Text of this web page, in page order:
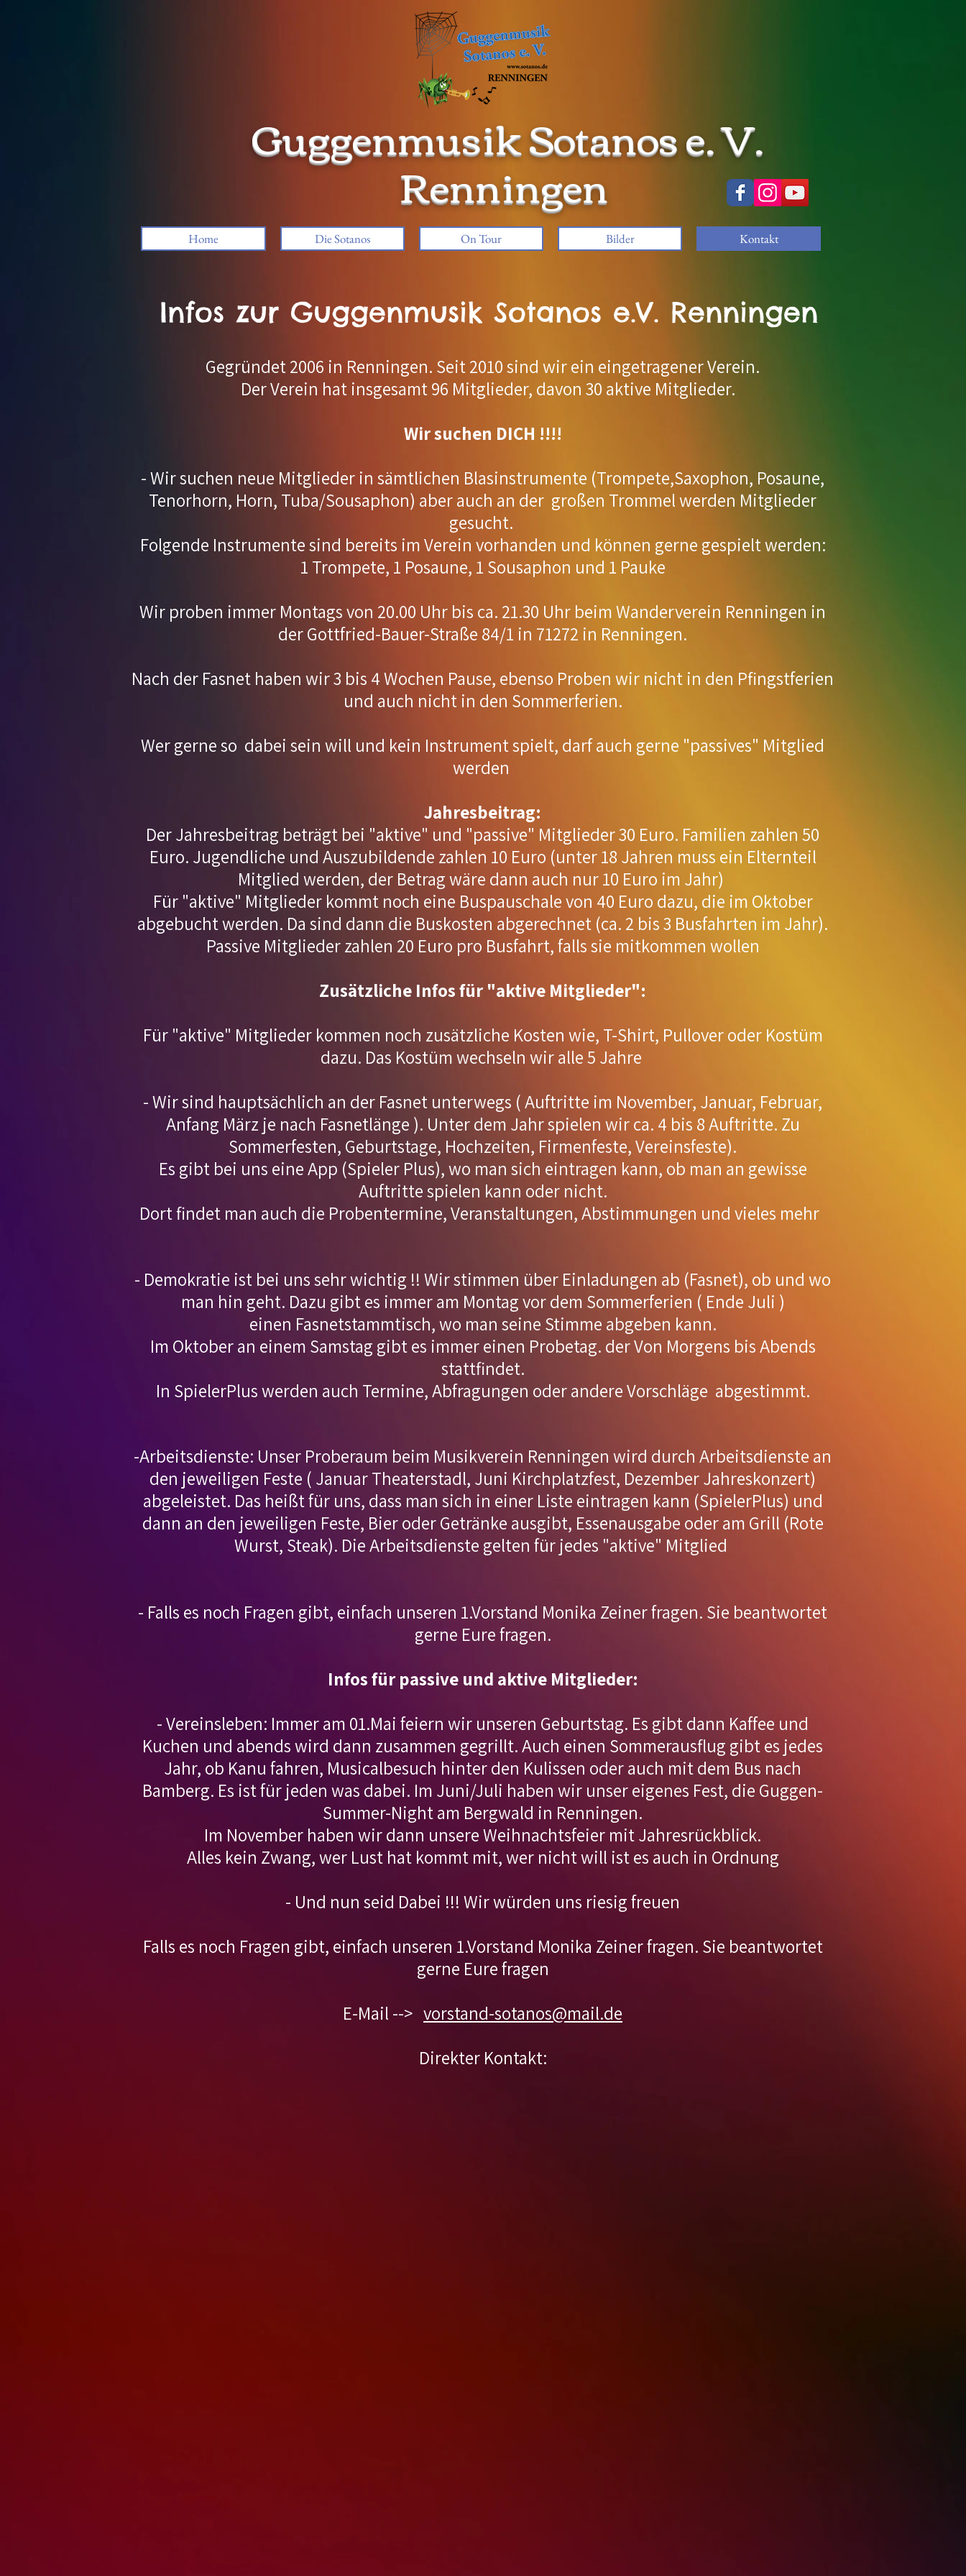
Guggenmusik Sotanos e. V.
Renningen
Home Die Sotanos On Tour Bilder Kontakt
Infos zur Guggenmusik Sotanos e.V. Renningen
Gegründet 2006 in Renningen. Seit 2010 sind wir ein eingetragener Verein.
Der Verein hat insgesamt 96 Mitglieder, davon 30 aktive Mitglieder.
Wir suchen DICH !!!!
- Wir suchen neue Mitglieder in sämtlichen Blasinstrumente (Trompete,Saxophon, Posaune,
Tenorhorn, Horn, Tuba/Sousaphon) aber auch an der großen Trommel werden Mitglieder
gesucht.
Folgende Instrumente sind bereits im Verein vorhanden und können gerne gespielt werden:
1 Trompete, 1 Posaune, 1 Sousaphon und 1 Pauke
Wir proben immer Montags von 20.00 Uhr bis ca. 21.30 Uhr beim Wanderverein Renningen in
der Gottfried-Bauer-Straße 84/1 in 71272 in Renningen.
Nach der Fasnet haben wir 3 bis 4 Wochen Pause, ebenso Proben wir nicht in den Pfingstferien
und auch nicht in den Sommerferien.
Wer gerne so dabei sein will und kein Instrument spielt, darf auch gerne "passives" Mitglied
werden
Jahresbeitrag:
Der Jahresbeitrag beträgt bei "aktive" und "passive" Mitglieder 30 Euro. Familien zahlen 50
Euro. Jugendliche und Auszubildende zahlen 10 Euro (unter 18 Jahren muss ein Elternteil
Mitglied werden, der Betrag wäre dann auch nur 10 Euro im Jahr)
Für "aktive" Mitglieder kommt noch eine Buspauschale von 40 Euro dazu, die im Oktober
abgebucht werden. Da sind dann die Buskosten abgerechnet (ca. 2 bis 3 Busfahrten im Jahr).
Passive Mitglieder zahlen 20 Euro pro Busfahrt, falls sie mitkommen wollen
Zusätzliche Infos für "aktive Mitglieder":
Für "aktive" Mitglieder kommen noch zusätzliche Kosten wie, T-Shirt, Pullover oder Kostüm
dazu. Das Kostüm wechseln wir alle 5 Jahre
- Wir sind hauptsächlich an der Fasnet unterwegs ( Auftritte im November, Januar, Februar,
Anfang März je nach Fasnetlänge ). Unter dem Jahr spielen wir ca. 4 bis 8 Auftritte. Zu
Sommerfesten, Geburtstage, Hochzeiten, Firmenfeste, Vereinsfeste).
Es gibt bei uns eine App (Spieler Plus), wo man sich eintragen kann, ob man an gewisse
Auftritte spielen kann oder nicht.
Dort findet man auch die Probentermine, Veranstaltungen, Abstimmungen und vieles mehr
- Demokratie ist bei uns sehr wichtig !! Wir stimmen über Einladungen ab (Fasnet), ob und wo
man hin geht. Dazu gibt es immer am Montag vor dem Sommerferien ( Ende Juli )
einen Fasnetstammtisch, wo man seine Stimme abgeben kann.
Im Oktober an einem Samstag gibt es immer einen Probetag. der Von Morgens bis Abends
stattfindet.
In SpielerPlus werden auch Termine, Abfragungen oder andere Vorschläge abgestimmt.
-Arbeitsdienste: Unser Proberaum beim Musikverein Renningen wird durch Arbeitsdienste an
den jeweiligen Feste ( Januar Theaterstadl, Juni Kirchplatzfest, Dezember Jahreskonzert)
abgeleistet. Das heißt für uns, dass man sich in einer Liste eintragen kann (SpielerPlus) und
dann an den jeweiligen Feste, Bier oder Getränke ausgibt, Essenausgabe oder am Grill (Rote
Wurst, Steak). Die Arbeitsdienste gelten für jedes "aktive" Mitglied
- Falls es noch Fragen gibt, einfach unseren 1.Vorstand Monika Zeiner fragen. Sie beantwortet
gerne Eure fragen.
Infos für passive und aktive Mitglieder:
- Vereinsleben: Immer am 01.Mai feiern wir unseren Geburtstag. Es gibt dann Kaffee und
Kuchen und abends wird dann zusammen gegrillt. Auch einen Sommerausflug gibt es jedes
Jahr, ob Kanu fahren, Musicalbesuch hinter den Kulissen oder auch mit dem Bus nach
Bamberg. Es ist für jeden was dabei. Im Juni/Juli haben wir unser eigenes Fest, die Guggen-
Summer-Night am Bergwald in Renningen.
Im November haben wir dann unsere Weihnachtsfeier mit Jahresrückblick.
Alles kein Zwang, wer Lust hat kommt mit, wer nicht will ist es auch in Ordnung
- Und nun seid Dabei !!! Wir würden uns riesig freuen
Falls es noch Fragen gibt, einfach unseren 1.Vorstand Monika Zeiner fragen. Sie beantwortet
gerne Eure fragen
E-Mail --> vorstand-sotanos@mail.de
Direkter Kontakt: